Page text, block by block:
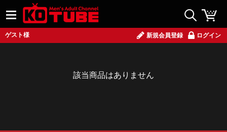
ゲスト様 新規会員登録 ログイン
該当商品はありません